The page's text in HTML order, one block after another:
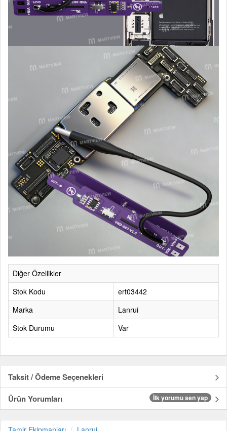
Diğer Özellikler
Stok Kodu
ert03442
Marka
Lanrui
Stok Durumu
Var
Taksit / Ödeme Seçenekleri
Ürün Yorumları
İlk yorumu sen yap